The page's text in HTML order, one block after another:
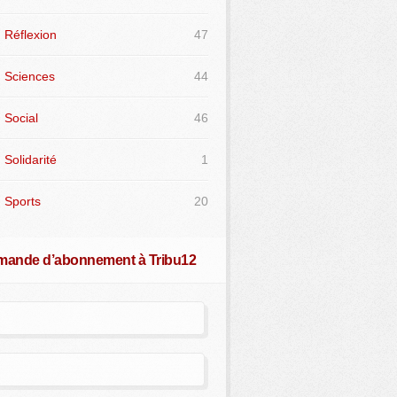
Réflexion 47
Sciences 44
Social 46
Solidarité 1
Sports 20
d’abonnement à Tribu12